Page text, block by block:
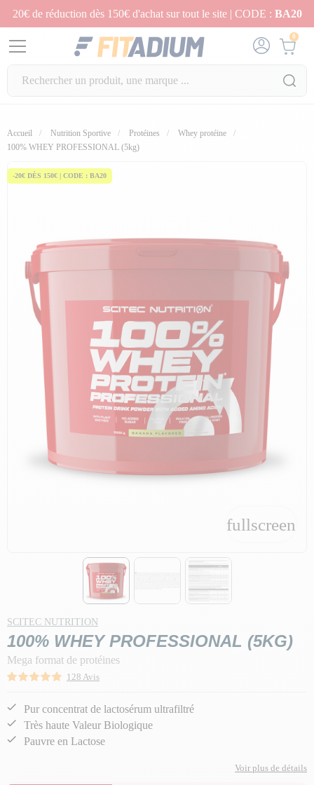
20€ de réduction dès 150€ d'achat sur tout le site | CODE : BA20
0
Accueil Nutrition Sportive Protéines
Whey protéine
100% WHEY PROFESSIONAL (5kg)
-20€ DÈS 150€ | CODE : BA20
fullscreen
fullscreen
SCITEC NUTRITION
100% WHEY PROFESSIONAL (5KG)
Mega format de protéines
128 Avis
Pur concentrat de lactosérum ultrafiltré
Très haute Valeur Biologique
Pauvre en Lactose
Voir plus de détails